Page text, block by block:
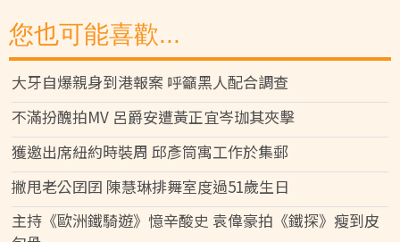
您也可能喜歡...
大牙自爆親身到港報案 呼籲黑人配合調查
不滿扮醜拍MV 呂爵安遭黃正宜岑珈其夾擊
獲邀出席紐約時裝周 邱彥筒寓工作於集郵
撇甩老公囝囝 陳慧琳排舞室度過51歲生日
主持《歐洲鐵騎遊》憶辛酸史 袁偉豪拍《鐵探》瘦到皮